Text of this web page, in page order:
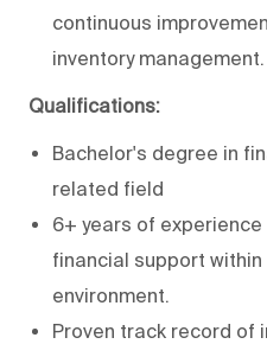
continuous
inventory management.
Qualifications:
Bachelor's degree in
related field
6+ years of
financial support
environment.
Proven track record of